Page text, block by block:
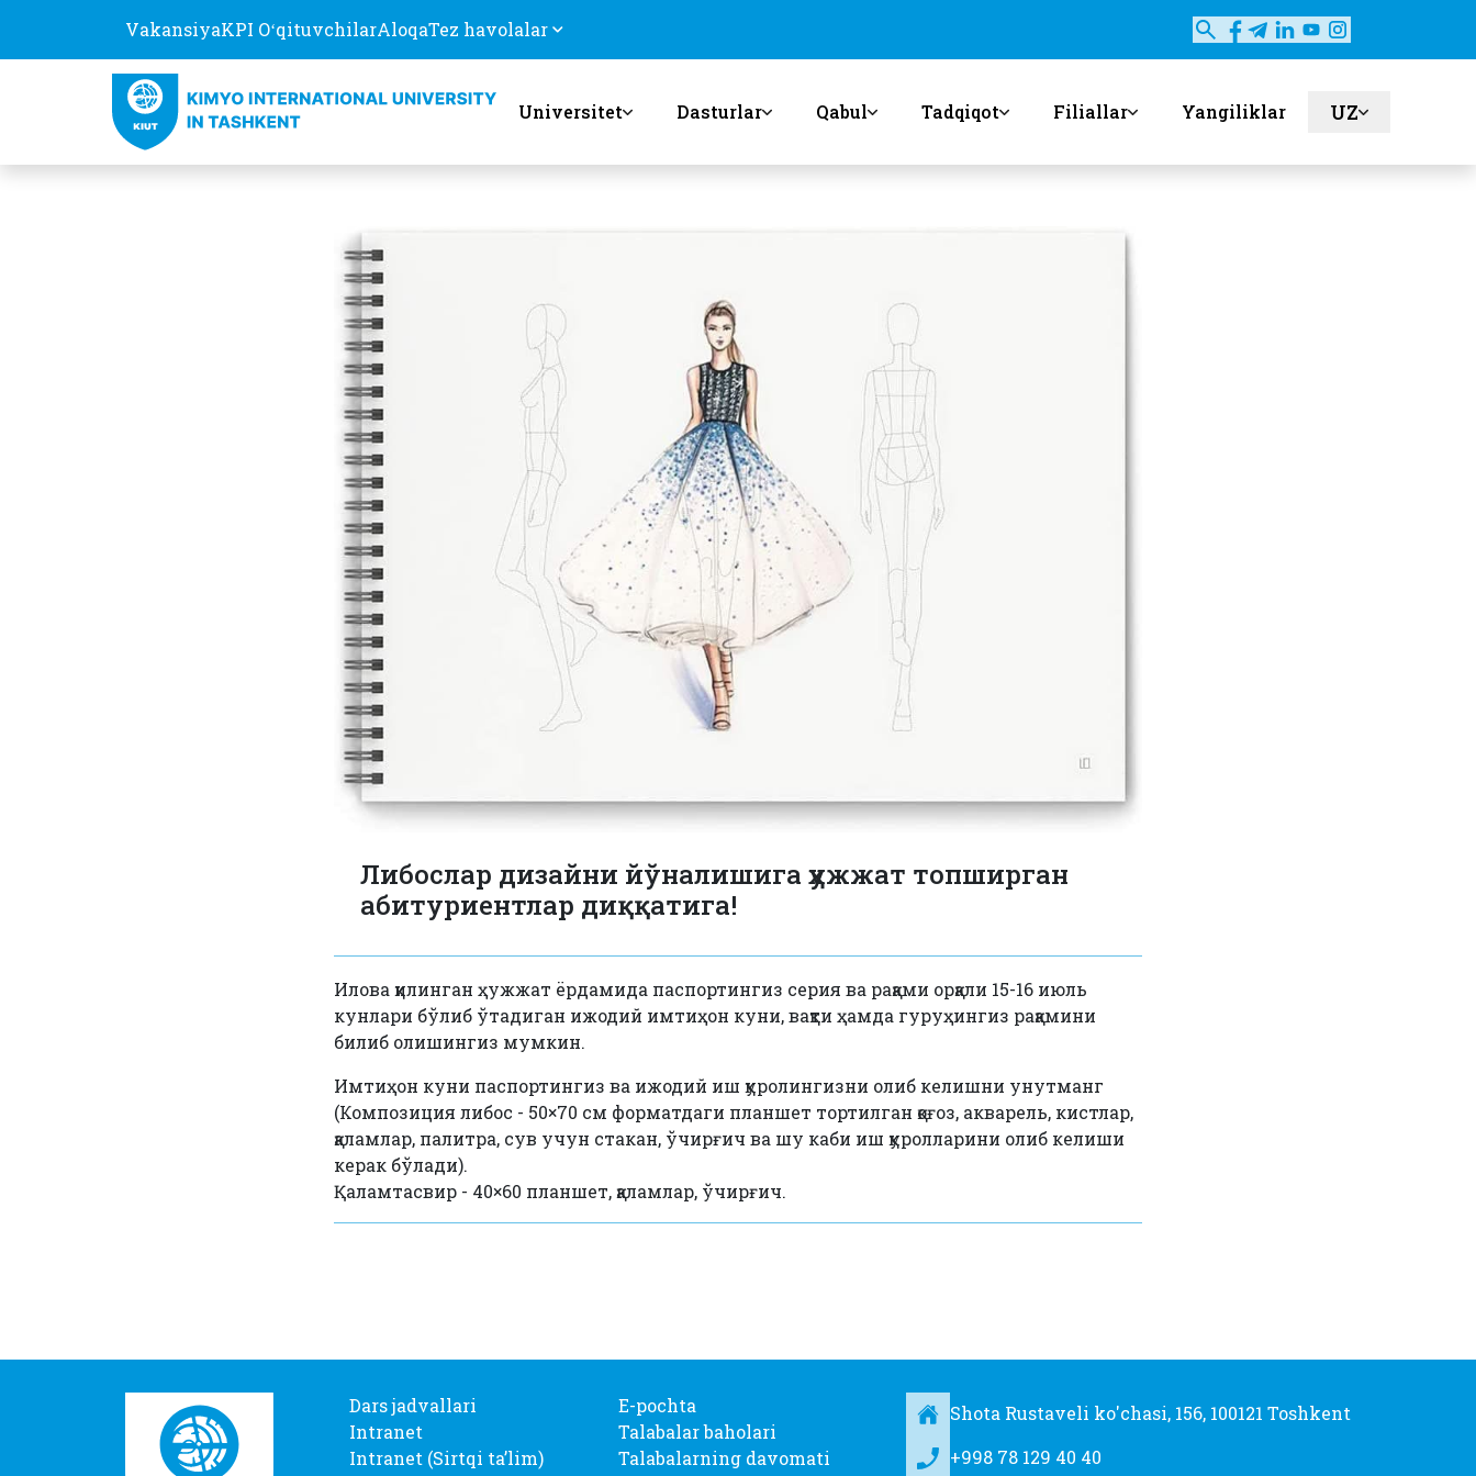
VakansiyaKPI OʻqituvchilarAloqaTez havolalar
Universitet Dasturlar Qabul Tadqiqot Filiallar Yangiliklar UZ
Либослар дизайни йўналишига ҳужжат топширган
абитуриентлар диққатига!
Илова қилинган ҳужжат ёрдамида паспортингиз серия ва рақами орқали 15-16 июль
кунлари бўлиб ўтадиган ижодий имтиҳон куни, вақти ҳамда гуруҳингиз рақамини
билиб олишингиз мумкин.
Имтиҳон куни паспортингиз ва ижодий иш қуролингизни олиб келишни унутманг
(Композиция либос - 50×70 см форматдаги планшет тортилган қоғоз, акварель, кистлар,
қаламлар, палитра, сув учун стакан, ўчирғич ва шу каби иш қуролларини олиб келиши
керак бўлади).
Қаламтасвир - 40×60 планшет, қаламлар, ўчирғич.
Dars jadvallari
Intranet
Intranet (Sirtqi taʼlim)
E-pochta
Talabalar baholari
Talabalarning davomati
Shota Rustaveli ko'chasi, 156, 100121 Toshkent
+998 78 129 40 40